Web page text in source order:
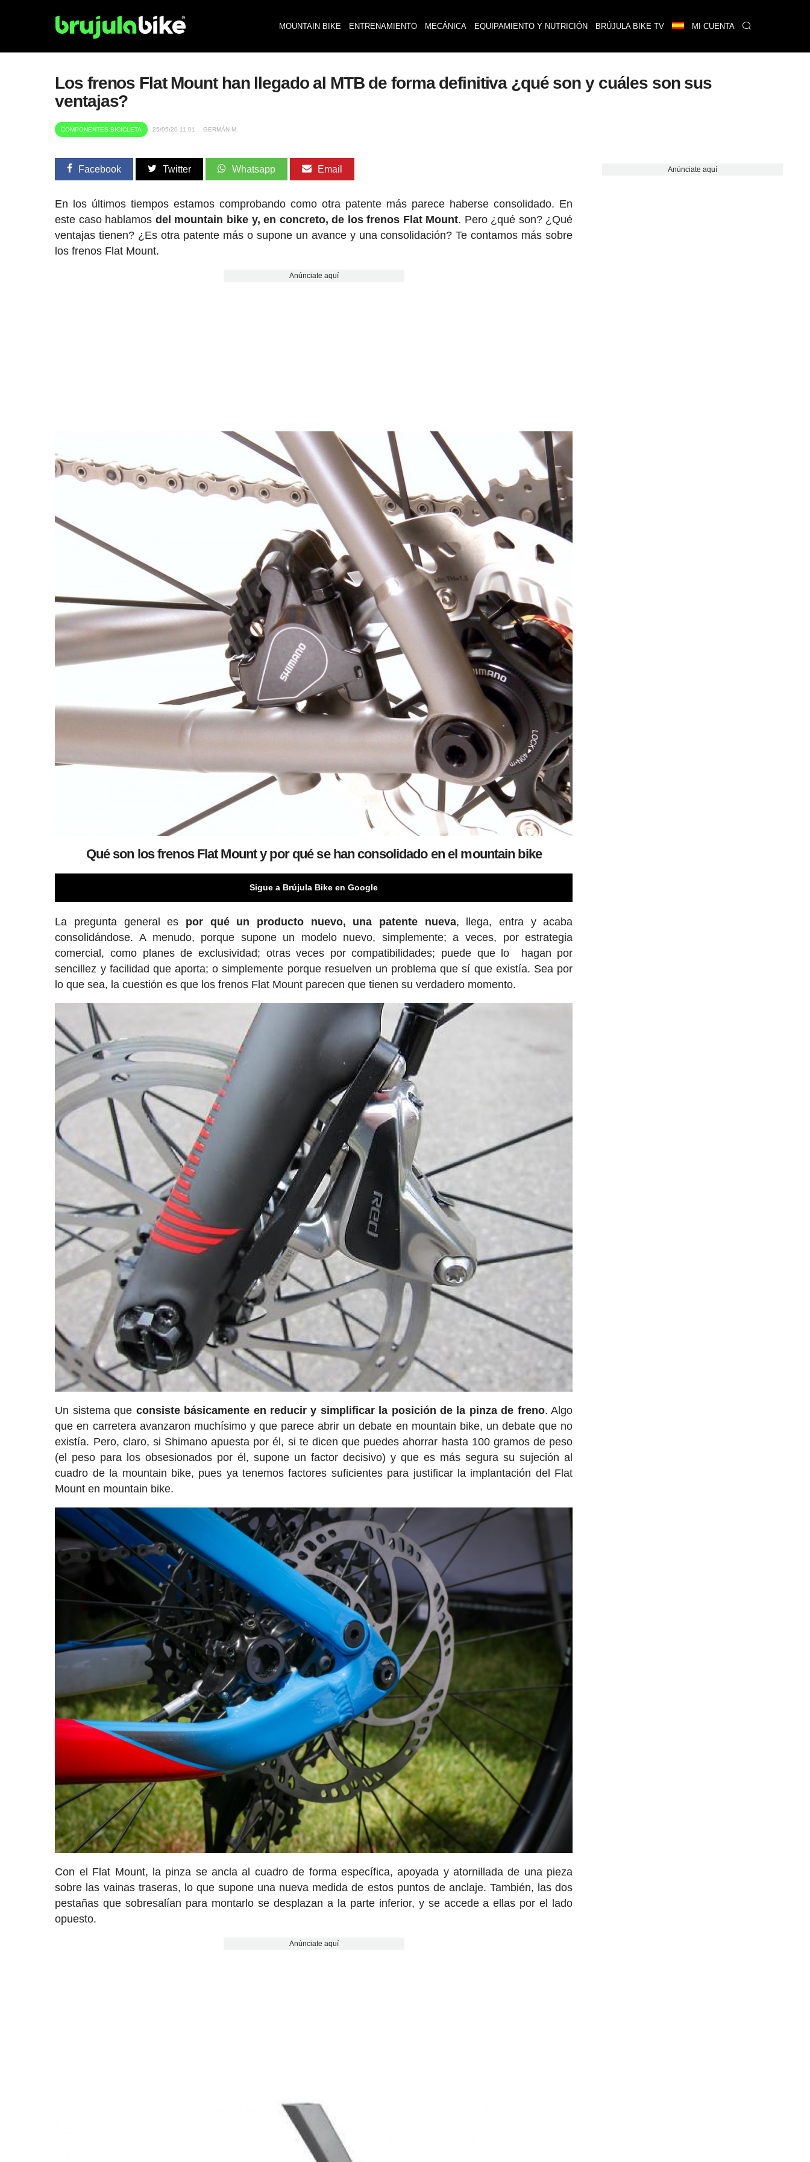
MOUNTAIN BIKE ENTRENAMIENTO MECÁNICA EQUIPAMIENTO Y NUTRICIÓN BRÚJULA BIKE TV MI CUENTA
Los frenos Flat Mount han llegado al MTB de forma definitiva ¿qué son y cuáles son sus
ventajas?
COMPONENTES BICICLETA 25/05/20 11:01 GERMÁN M.
Facebook Twitter Whatsapp Email
En los últimos tiempos estamos comprobando como otra patente más parece haberse consolidado. En
este caso hablamos del mountain bike y, en concreto, de los frenos Flat Mount. Pero ¿qué son? ¿Qué
ventajas tienen? ¿Es otra patente más o supone un avance y una consolidación? Te contamos más sobre
los frenos Flat Mount.
Anúnciate aquí
Qué son los frenos Flat Mount y por qué se han consolidado en el mountain bike
Sigue a Brújula Bike en Google
La pregunta general es por qué un producto nuevo, una patente nueva, llega, entra y acaba
consolidándose. A menudo, porque supone un modelo nuevo, simplemente; a veces, por estrategia
comercial, como planes de exclusividad; otras veces por compatibilidades; puede que lo hagan por
sencillez y facilidad que aporta; o simplemente porque resuelven un problema que sí que existía. Sea por
lo que sea, la cuestión es que los frenos Flat Mount parecen que tienen su verdadero momento.
Un sistema que consiste básicamente en reducir y simplificar la posición de la pinza de freno. Algo
que en carretera avanzaron muchísimo y que parece abrir un debate en mountain bike, un debate que no
existía. Pero, claro, si Shimano apuesta por él, si te dicen que puedes ahorrar hasta 100 gramos de peso
(el peso para los obsesionados por él, supone un factor decisivo) y que es más segura su sujeción al
cuadro de la mountain bike, pues ya tenemos factores suficientes para justificar la implantación del Flat
Mount en mountain bike.
Con el Flat Mount, la pinza se ancla al cuadro de forma específica, apoyada y atornillada de una pieza
sobre las vainas traseras, lo que supone una nueva medida de estos puntos de anclaje. También, las dos
pestañas que sobresalían para montarlo se desplazan a la parte inferior, y se accede a ellas por el lado
opuesto.
Anúnciate aquí
Anúnciate aquí